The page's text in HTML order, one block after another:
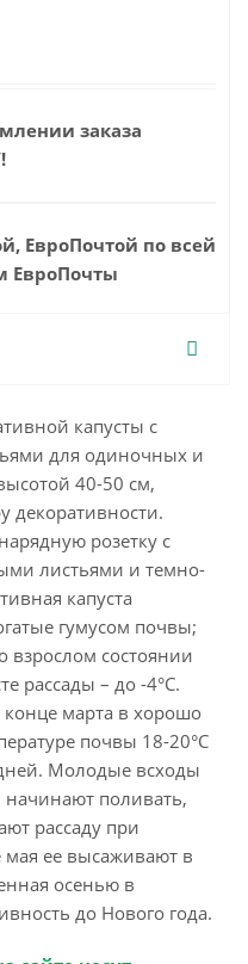
заказа
ЕвроПочтой по всей
ЕвроПочты
капусты с
для одиночных и
40-50 см,
декоративности.
розетку с
листьями и темно-
капуста
гумусом почвы;
взрослом состоянии
рассады – до -4°С.
конце марта в хорошо
почвы 18-20°С
Молодые всходы
поливать,
рассаду при
мая ее высаживают в
осенью в
до Нового года.